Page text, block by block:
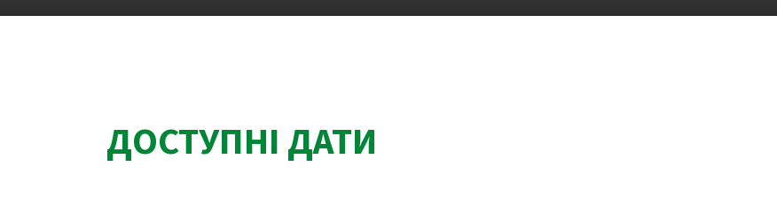
ДОСТУПНІ ДАТИ